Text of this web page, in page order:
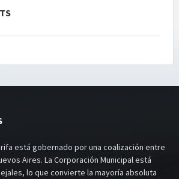
está gobernado por una coalización entre
Aires. La Corporación Municipal está
lo que convierte la mayoría absoluta